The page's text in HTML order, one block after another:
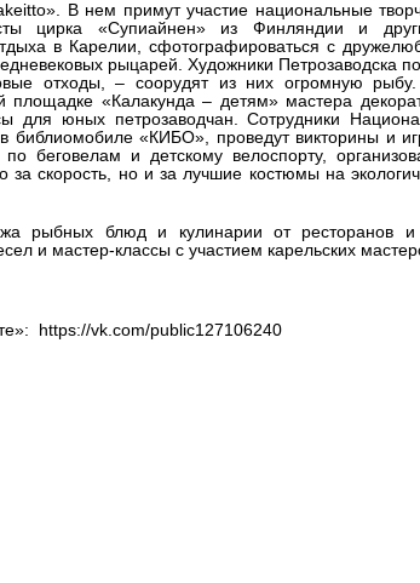
В нем примут участие национальные
цирка «Супиайнен» из Финляндии и
в Карелии, сфотографироваться с
рыцарей. Художники Петрозаводска
отходы, – соорудят из них огромную
«Калакунда – детям» мастера
для юных петрозаводчан. Сотрудники
библиомобиле «КИБО», проведут викторины и
беговелам и детскому велоспорту,
скорость, но и за лучшие костюмы на
рыбных блюд и кулинарии от ресторанов
и мастер-классы с участием карельских
https://vk.com/public127106240